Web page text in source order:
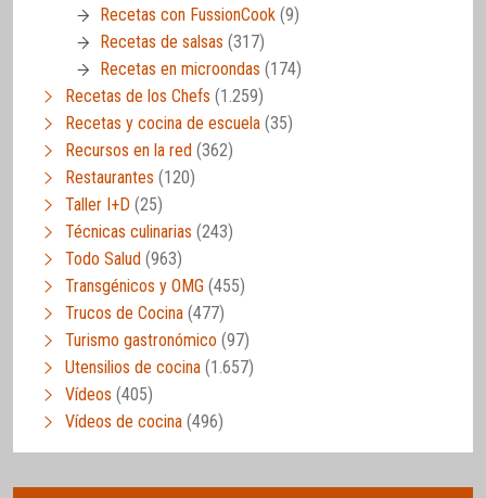
Recetas con FussionCook (9)
Recetas de salsas (317)
Recetas en microondas (174)
Recetas de los Chefs (1.259)
Recetas y cocina de escuela (35)
Recursos en la red (362)
Restaurantes (120)
Taller I+D (25)
Técnicas culinarias (243)
Todo Salud (963)
Transgénicos y OMG (455)
Trucos de Cocina (477)
Turismo gastronómico (97)
Utensilios de cocina (1.657)
Vídeos (405)
Vídeos de cocina (496)